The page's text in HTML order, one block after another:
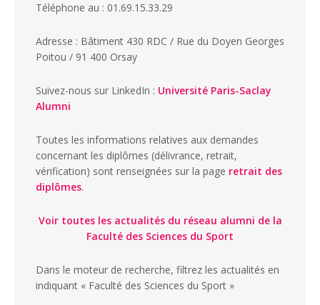
Téléphone au : 01.69.15.33.29
Adresse : Bâtiment 430 RDC / Rue du Doyen Georges
Poitou / 91 400 Orsay
Suivez-nous sur LinkedIn : Université Paris-Saclay
Alumni
Toutes les informations relatives aux demandes
concernant les diplômes (délivrance, retrait,
vérification) sont renseignées sur la page retrait des
diplômes.
Voir toutes les actualités du réseau alumni de la
Faculté des Sciences du Sport
Dans le moteur de recherche, filtrez les actualités en
indiquant « Faculté des Sciences du Sport »